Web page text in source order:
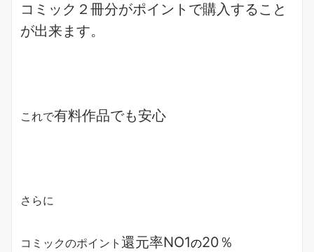
コミック２冊分がポイント で購入すること
が出来ます。
これで有料作品でも安心
さらに
コミックのポイント 還元率NO1の20％